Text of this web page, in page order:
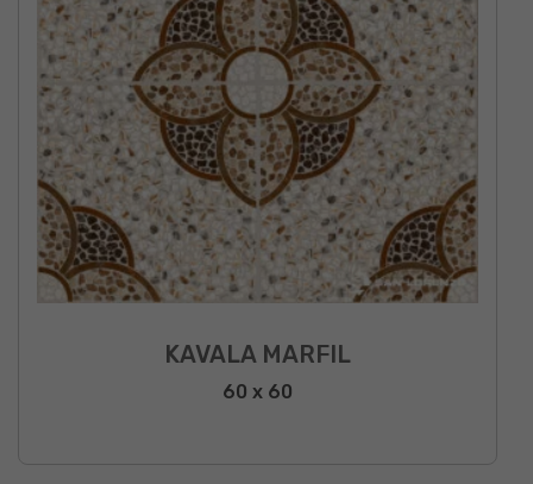
KAVALA MARFIL
60 x 60